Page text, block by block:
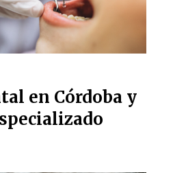
en Córdoba y